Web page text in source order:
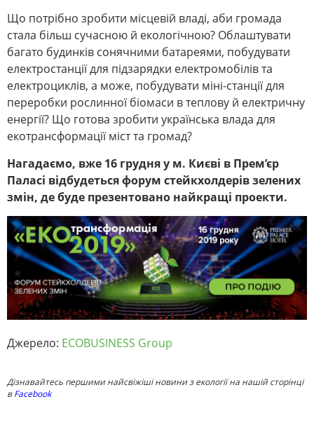
Що потрібно зробити місцевій владі, аби громада
стала більш сучасною й екологічною? Облаштувати
багато будинків сонячними батареями, побудувати
електростанції для підзарядки електромобілів та
електроциклів, а може, побудувати міні-станції для
переробки рослинної біомаси в теплову й електричну
енергії? Що готова зробити українська влада для
екотрансформації міст та громад?
Нагадаємо, вже 16 грудня у м. Києві в Прем’єр
Паласі відбудеться форум стейкхолдерів зелених
змін, де буде презентовано найкращі проекти.
Джерело: ECOBUSINESS Group
Дізнавайтесь першими найсвіжіші новини з екології на нашій сторінці
вFacebook